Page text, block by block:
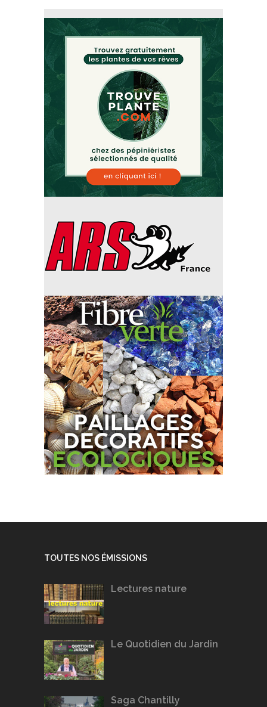
TOUTES NOS ÉMISSIONS
Lectures nature
Le Quotidien du Jardin
Saga Chantilly